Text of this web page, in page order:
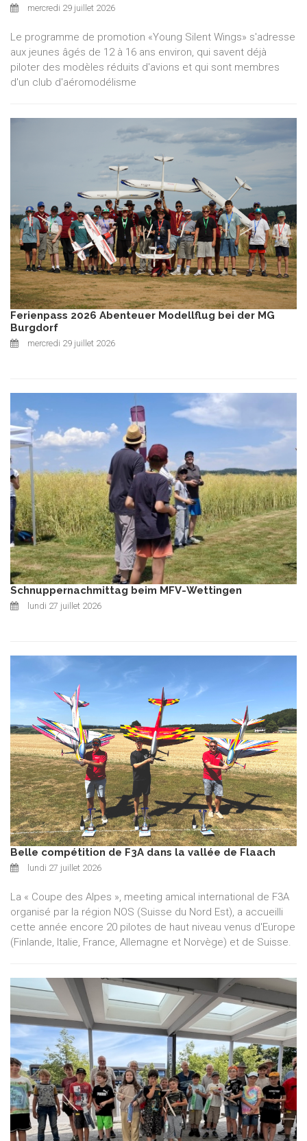
mercredi 29 juillet 2026
Le programme de promotion «Young Silent Wings» s'adresse
aux jeunes âgés de 12 à 16 ans environ, qui savent déjà
piloter des modèles réduits d'avions et qui sont membres
d'un club d'aéromodélisme
Ferienpass 2026 Abenteuer Modellflug bei der MG
Burgdorf
mercredi 29 juillet 2026
Schnuppernachmittag beim MFV-Wettingen
lundi 27 juillet 2026
Belle compétition de F3A dans la vallée de Flaach
lundi 27 juillet 2026
La « Coupe des Alpes », meeting amical international de F3A
organisé par la région NOS (Suisse du Nord Est), a accueilli
cette année encore 20 pilotes de haut niveau venus d'Europe
(Finlande, Italie, France, Allemagne et Norvège) et de Suisse.